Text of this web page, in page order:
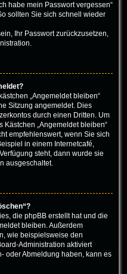
habe mein Passwort vergessen“
sollten Sie sich schnell wieder
Ihr Passwort zurückzusetzen,
„Angemeldet bleiben“
Sitzung angemeldet. Dies
durch einen Dritten. Um
„Angemeldet bleiben“
empfehlenswert, wenn Sie sich
in einem Internetcafé,
steht, dann wurde sie
ausgeschaltet.
die phpBB erstellt hat und die
bleiben. Außerdem
wie beispielsweise den
Administration aktiviert
oder Abmeldung haben, kann es